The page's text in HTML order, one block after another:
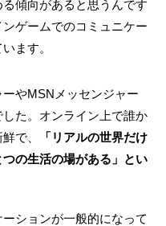
傾向があると思うんです
ゲームでのコミュニケー
ます。
やMSNメッセンジャー
た。オンライン上で誰か
で、
「リアルの世界だけ
の生活の場がある」とい
ションが一般的になって